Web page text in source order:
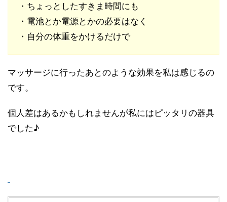
・ちょっとしたすきま時間にも
・電池とか電源とかの必要はなく
・自分の体重をかけるだけで
マッサージに行ったあとのような効果を私は感じるの
です。
個人差はあるかもしれませんが私にはピッタリの器具
でした♪